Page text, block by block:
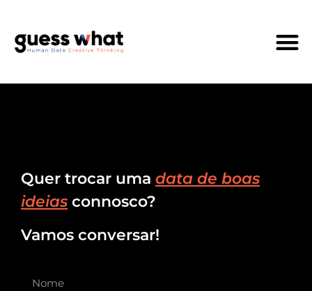
Quer trocar uma data de boas
ideias connosco?
Vamos conversar!